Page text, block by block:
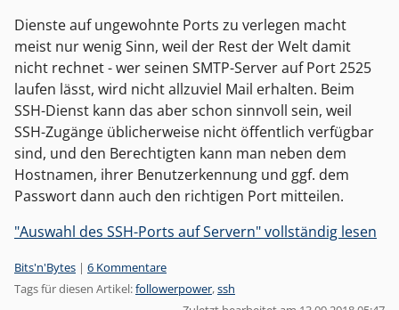
Dienste auf ungewohnte Ports zu verlegen macht
meist nur wenig Sinn, weil der Rest der Welt damit
nicht rechnet - wer seinen SMTP-Server auf Port 2525
laufen lässt, wird nicht allzuviel Mail erhalten. Beim
SSH-Dienst kann das aber schon sinnvoll sein, weil
SSH-Zugänge üblicherweise nicht öffentlich verfügbar
sind, und den Berechtigten kann man neben dem
Hostnamen, ihrer Benutzerkennung und ggf. dem
Passwort dann auch den richtigen Port mitteilen.
"Auswahl des SSH-Ports auf Servern" vollständig lesen
Kategorien:
Bits'n'Bytes | 6 Kommentare
Tags für diesen Artikel:followerpower,ssh